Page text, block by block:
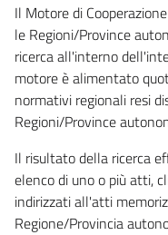
Il Motore di
le Regioni/Province
ricerca all'interno
motore è alimentato
normativi regionali resi
Regioni/Province
Il risultato della ricerca
elenco di uno o più atti,
indirizzati all'atti
Regione/Provincia